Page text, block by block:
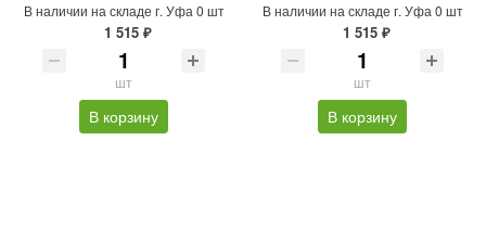
В наличии на складе г. Уфа 0 шт
1 515 ₽
шт
В корзину
В наличии на складе г. Уфа 0 шт
1 515 ₽
шт
В корзину